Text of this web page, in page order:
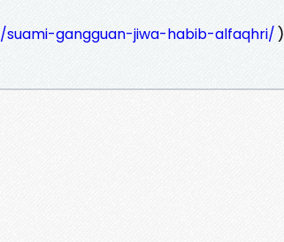
gangguan-jiwa-habib-alfaqhri/)